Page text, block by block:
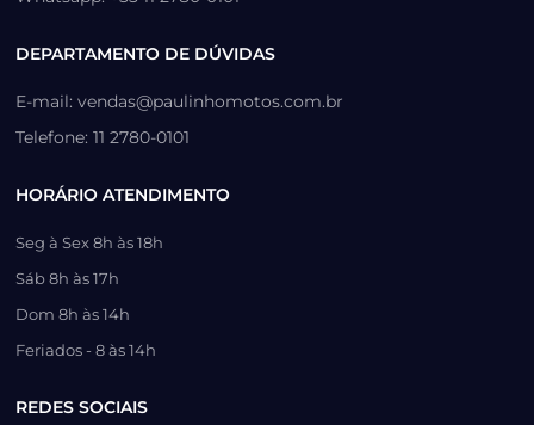
DEPARTAMENTO DE DÚVIDAS
E-mail: vendas@paulinhomotos.com.br
Telefone: 11 2780-0101
HORÁRIO ATENDIMENTO
Seg à Sex 8h às 18h
Sáb 8h às 17h
Dom 8h às 14h
Feriados - 8 às 14h
REDES SOCIAIS